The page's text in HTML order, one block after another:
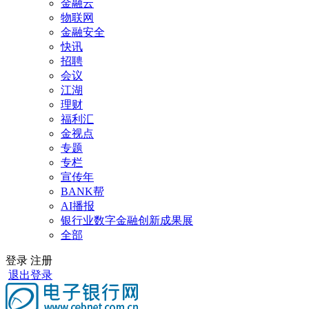
金融云
物联网
金融安全
快讯
招聘
会议
江湖
理财
福利汇
金视点
专题
专栏
宣传年
BANK帮
AI播报
银行业数字金融创新成果展
全部
登录 注册
退出登录